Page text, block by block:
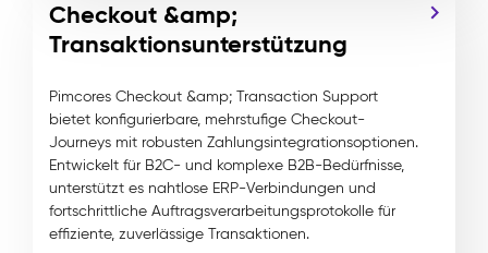
Checkout &amp;
Transaktionsunterstützung
Pimcores Checkout &amp; Transaction Support
bietet konfigurierbare, mehrstufige Checkout-
Journeys mit robusten Zahlungsintegrationsoptionen.
Entwickelt für B2C- und komplexe B2B-Bedürfnisse,
unterstützt es nahtlose ERP-Verbindungen und
fortschrittliche Auftragsverarbeitungsprotokolle für
effiziente, zuverlässige Transaktionen.